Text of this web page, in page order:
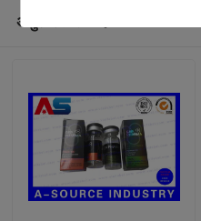
अनुशंसित उत्पाद